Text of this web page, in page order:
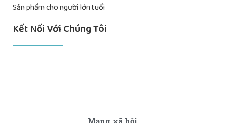
Sản phẩm cho người lớn tuổi
Kết Nối Với Chúng Tôi
Mạng xã hội